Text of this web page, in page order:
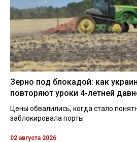
Зерно под блокадой: как
повторяют уроки 4-летней
Цены обвалились, когда стало
заблокировала порты
02 августа 2026